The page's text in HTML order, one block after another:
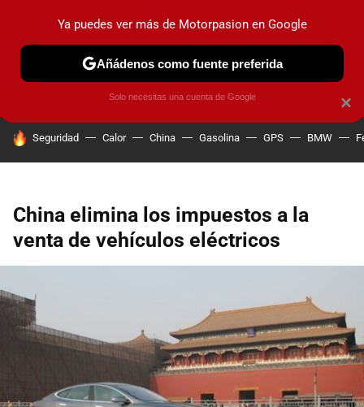
PRUEBAS COCHES ELÉCTRICOS OBSERVATORIO
HOY SE HABLA DE
Seguridad Calor China Gasolina GPS BMW
China elimina los impuestos a la
venta de vehículos eléctricos
×
Ya puedes ver más de Motorpasion en Google
Añádenos como fuente preferida
Solo necesitas una cuenta de Google